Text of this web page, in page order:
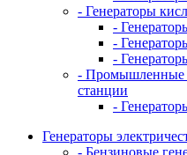
- Генераторы
-
-
-
- Промышленные
станции
-
Генераторы
- Бензиновые